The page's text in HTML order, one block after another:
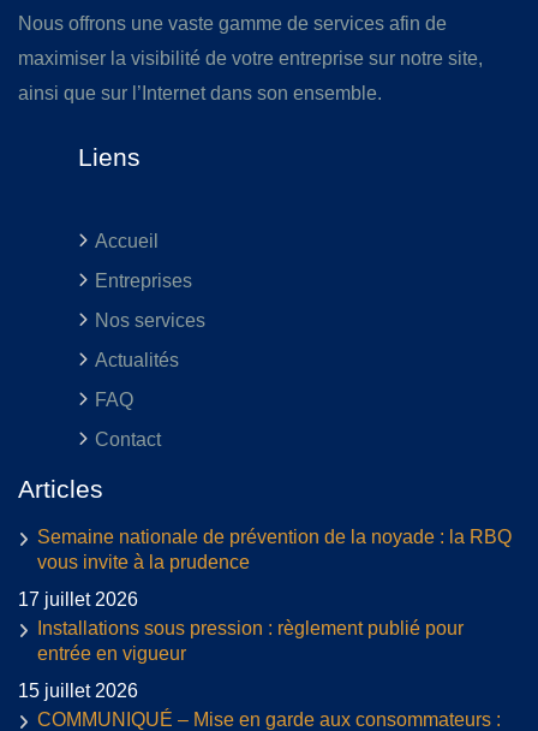
Nous offrons une vaste gamme de services afin de
maximiser la visibilité de votre entreprise sur notre site,
ainsi que sur l’Internet dans son ensemble.
Liens
Accueil
Entreprises
Nos services
Actualités
FAQ
Contact
Articles
Semaine nationale de prévention de la noyade : la RBQ
vous invite à la prudence
17 juillet 2026
Installations sous pression : règlement publié pour
entrée en vigueur
15 juillet 2026
COMMUNIQUÉ – Mise en garde aux consommateurs :